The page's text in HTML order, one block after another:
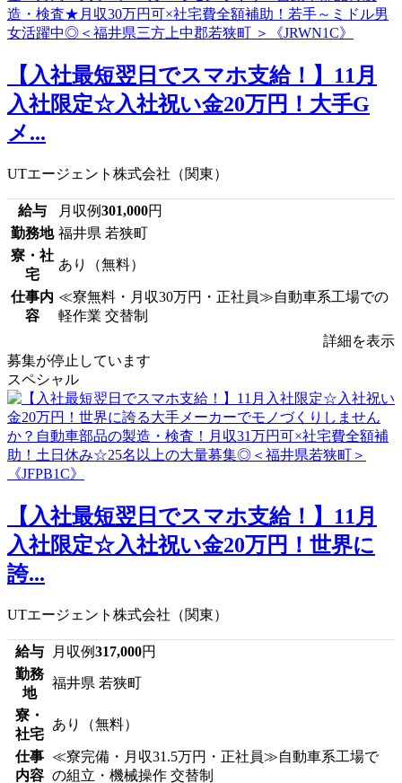
【入社最短翌日でスマホ支給！】11月
入社限定☆入社祝い金20万円！大手G
メ...
UTエージェント株式会社（関東）
給与 月収例301,000円
勤務地 福井県 若狭町
寮・社
宅
あり（無料）
仕事内
容
≪寮無料・月収30万円・正社員≫自動車系工場での
軽作業 交替制
詳細を表示
募集が停止しています
スペシャル
【入社最短翌日でスマホ支給！】11月
入社限定☆入社祝い金20万円！世界に
誇...
UTエージェント株式会社（関東）
給与 月収例317,000円
勤務
地
福井県 若狭町
寮・
社宅
あり（無料）
仕事
内容
≪寮完備・月収31.5万円・正社員≫自動車系工場で
の組立・機械操作 交替制